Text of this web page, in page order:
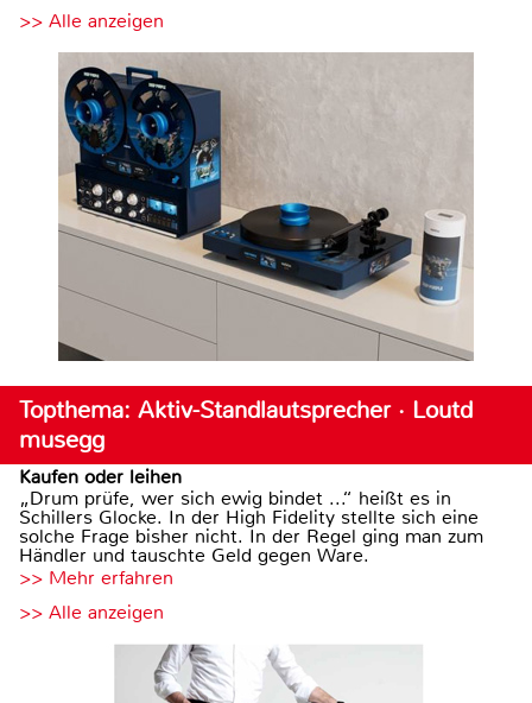
>> Alle anzeigen
Topthema: Aktiv-Standlautsprecher · Loutd
musegg
Kaufen oder leihen
„Drum prüfe, wer sich ewig bindet ...“ heißt es in
Schillers Glocke. In der High Fidelity stellte sich eine
solche Frage bisher nicht. In der Regel ging man zum
Händler und tauschte Geld gegen Ware.
>> Mehr erfahren
>> Alle anzeigen